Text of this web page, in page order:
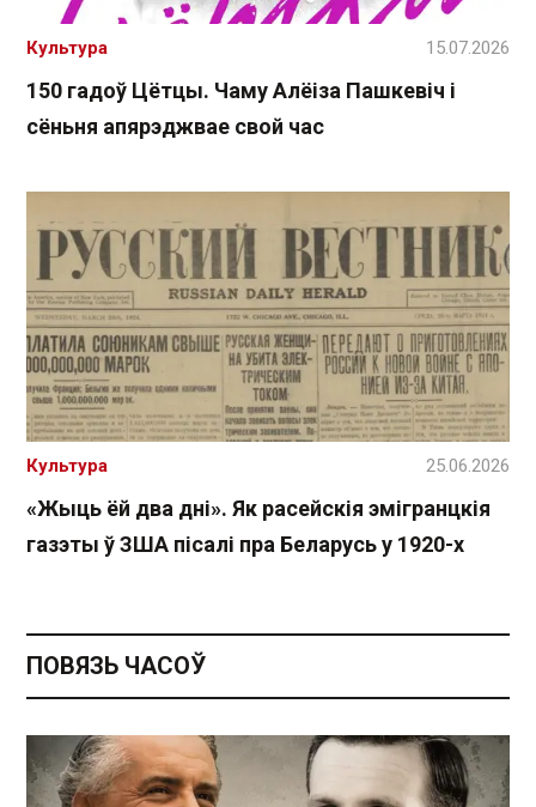
150 гадоў Цётцы. Чаму Алёіза Пашкевіч і
сёньня апярэджвае свой час
Культура 15.07.2026
«Жыць ёй два дні». Як расейскія эмігранцкія
газэты ў ЗША пісалі пра Беларусь у 1920-х
Культура 25.06.2026
ПОВЯЗЬ ЧАСОЎ